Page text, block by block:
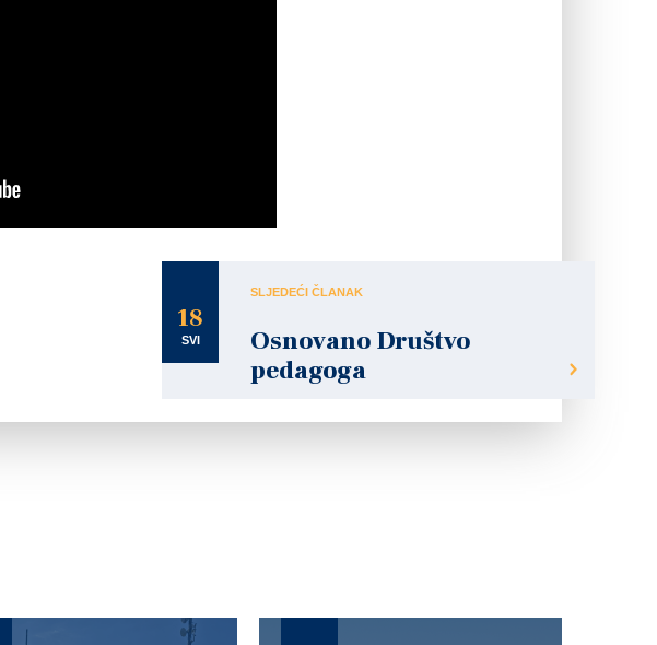
18
SVI
SLJEDEĆI ČLANAK
Osnovano Društvo
pedagoga